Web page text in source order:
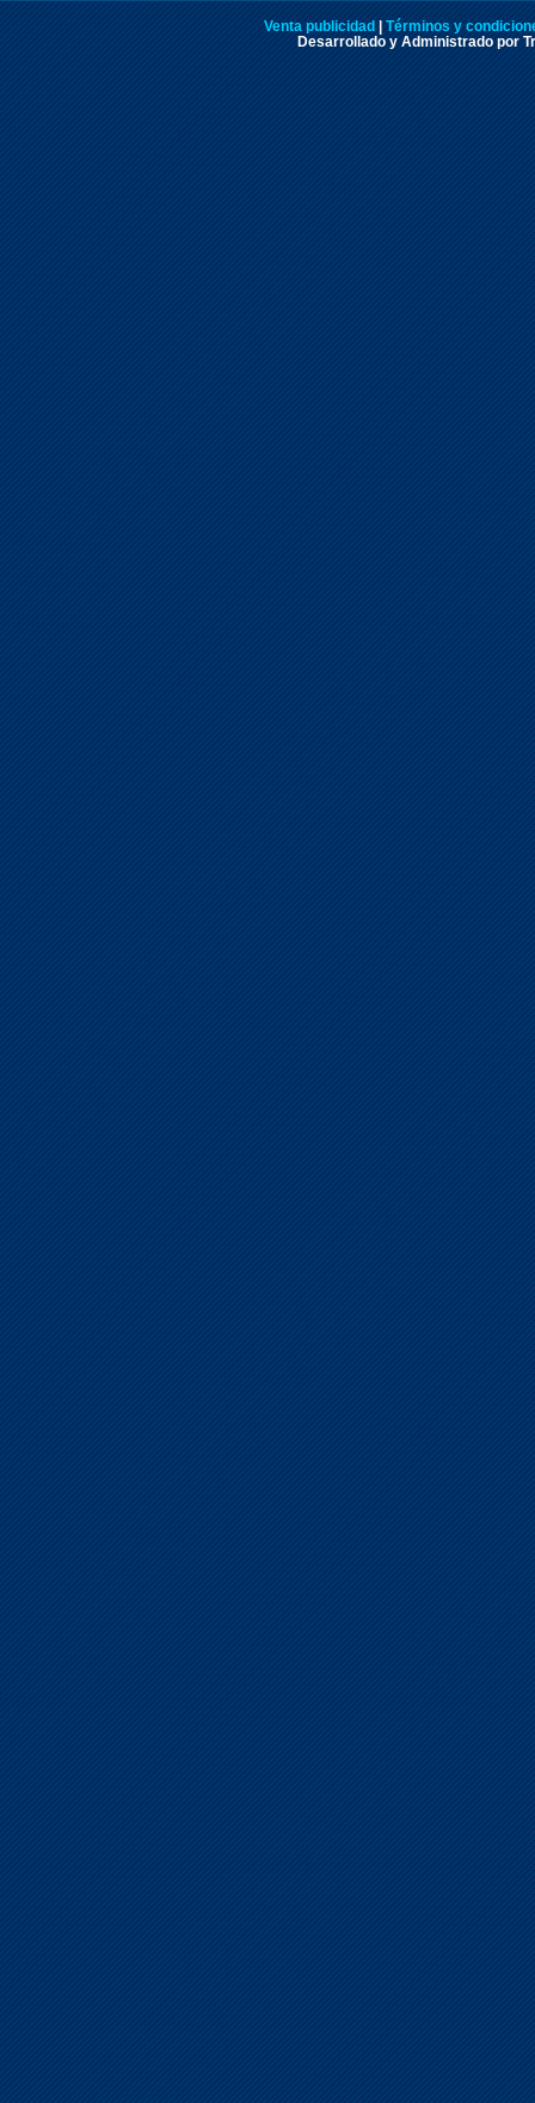
Venta publicidad | Términos y
Desarrollado y Administrado por